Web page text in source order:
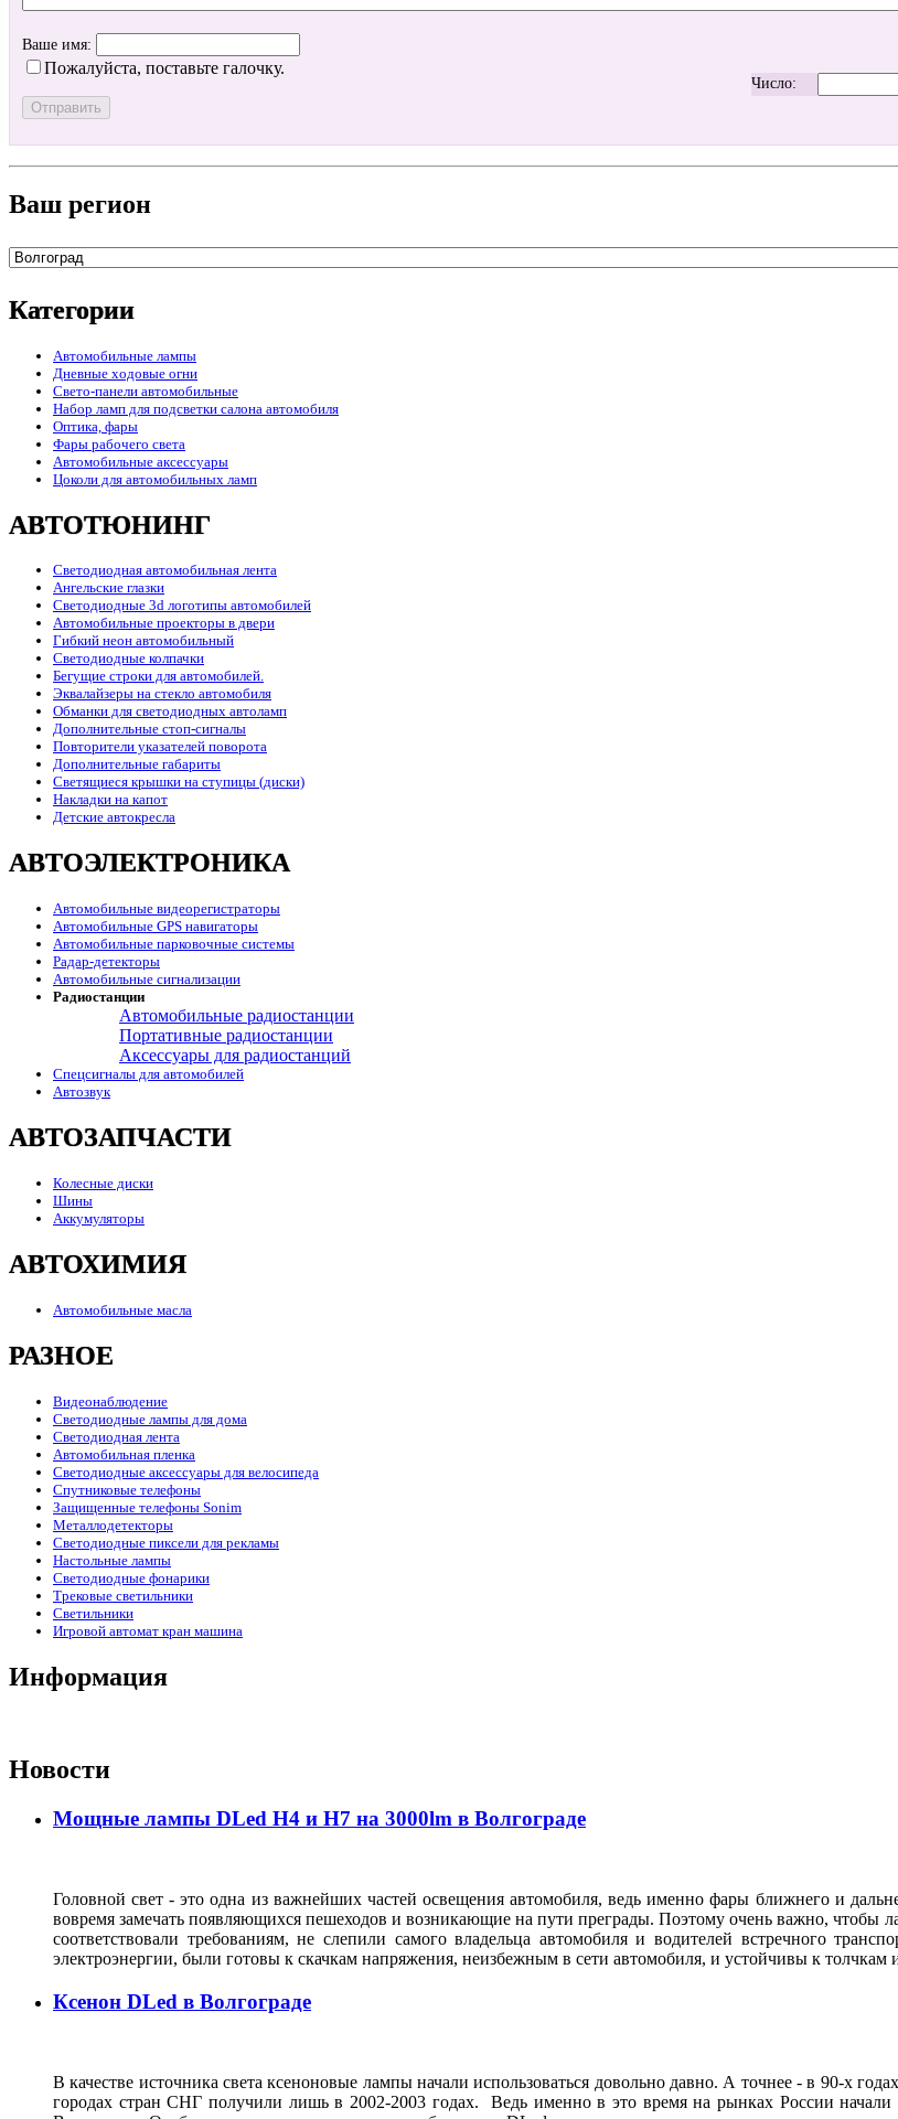
Ваше имя:
Пожалуйста, поставьте галочку.
Число:
Ваш регион
Категории
Автомобильные лампы
Дневные ходовые огни
Свето-панели автомобильные
Набор ламп для подсветки салона автомобиля
Оптика, фары
Фары рабочего света
Автомобильные аксессуары
Цоколи для автомобильных ламп
АВТОТЮНИНГ
Светодиодная автомобильная лента
Ангельские глазки
Светодиодные 3d логотипы автомобилей
Автомобильные проекторы в двери
Гибкий неон автомобильный
Светодиодные колпачки
Бегущие строки для автомобилей.
Эквалайзеры на стекло автомобиля
Обманки для светодиодных автоламп
Дополнительные стоп-сигналы
Повторители указателей поворота
Дополнительные габариты
Светящиеся крышки на ступицы (диски)
Накладки на капот
Детские автокресла
АВТОЭЛЕКТРОНИКА
Автомобильные видеорегистраторы
Автомобильные GPS навигаторы
Автомобильные парковочные системы
Радар-детекторы
Автомобильные сигнализации
Радиостанции
Автомобильные радиостанции
Портативные радиостанции
Аксессуары для радиостанций
Спецсигналы для автомобилей
Автозвук
АВТОЗАПЧАСТИ
Колесные диски
Шины
Аккумуляторы
АВТОХИМИЯ
Автомобильные масла
РАЗНОЕ
Видеонаблюдение
Светодиодные лампы для дома
Светодиодная лента
Автомобильная пленка
Светодиодные аксессуары для велосипеда
Спутниковые телефоны
Защищенные телефоны Sonim
Металлодетекторы
Светодиодные пиксели для рекламы
Настольные лампы
Светодиодные фонарики
Трековые светильники
Светильники
Игровой автомат кран машина
Информация
Новости
Мощные лампы DLed H4 и H7 на 3000lm в Волгограде
Головной свет - это одна из важнейших частей освещения автомобиля, ведь именно фары ближнего и
вовремя замечать появляющихся пешеходов и возникающие на пути преграды. Поэтому очень важно,
соответствовали требованиям, не слепили самого владельца автомобиля и водителей встречного
электроэнергии, были готовы к скачкам напряжения, неизбежным в сети автомобиля, и устойчивы к
Ксенон DLed в Волгограде
В качестве источника света ксеноновые лампы начали использоваться довольно давно. А точнее - в 90-х
городах стран СНГ получили лишь в 2002-2003 годах. Ведь именно в это время на рынках России